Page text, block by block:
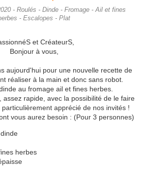
- Roulés - Dinde - Fromage - Ail et fines
- Escalopes - Plat
et CréateurS,
Bonjour à vous,
aujourd'hui pour une nouvelle recette de
réaliser à la main et donc sans robot.
au fromage ail et fines herbes.
assez rapide, avec la possibilité de le faire
apprécié de nos invités !
vous aurez besoin : (Pour 3 personnes)
herbes